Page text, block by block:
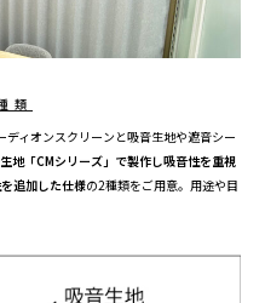
類
ディオンスクリーンと吸音生地や遮音シー
地「CMシリーズ」で製作し吸音性を重視
追加した仕様の2種類をご用意。用途や目